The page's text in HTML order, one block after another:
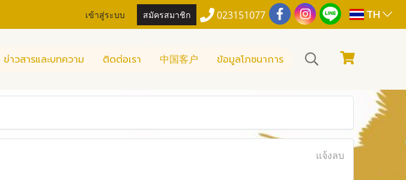
เข้าสู่ระบบ สมัครสมาชิก 023151077 TH
ข่าวสารและบทความ ติดต่อเรา 中国客户 ข้อมูลโภชนาการ
แจ้งลบ